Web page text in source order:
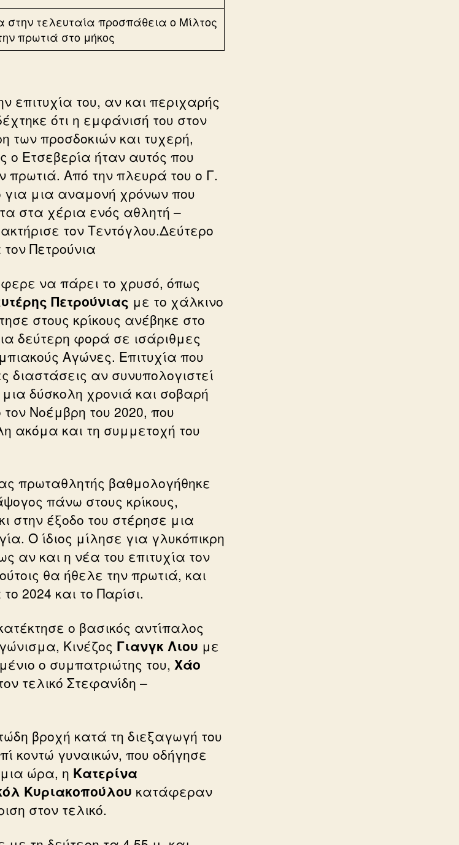
τελευταία προσπάθεια ο Μίλτος
πρωτιά στο μήκος
επιτυχία του, αν και περιχαρής
ότι η εμφάνισή του στον
των προσδοκιών και τυχερή,
ο Ετσεβερία ήταν αυτός που
πρωτιά. Από την πλευρά του ο Γ.
μια αναμονή χρόνων που
στα χέρια ενός αθλητή –
τον Τεντόγλου.Δεύτερο
Πετρούνια
να πάρει το χρυσό, όπως
Πετρούνιας με το χάλκινο
στους κρίκους ανέβηκε στο
δεύτερη φορά σε ισάριθμες
Αγώνες. Επιτυχία που
διαστάσεις αν συνυπολογιστεί
δύσκολη χρονιά και σοβαρή
Νοέμβρη του 2020, που
ακόμα και τη συμμετοχή του
πρωταθλητής βαθμολογήθηκε
πάνω στους κρίκους,
στην έξοδο του στέρησε μια
Ο ίδιος μίλησε για γλυκόπικρη
αν και η νέα του επιτυχία τον
θα ήθελε την πρωτιά, και
2024 και το Παρίσι.
ο βασικός αντίπαλος
Κινέζος Γιανγκ Λιου με
ο συμπατριώτης του, Χάο
τελικό Στεφανίδη –
βροχή κατά τη διεξαγωγή του
κοντώ γυναικών, που οδήγησε
μια ώρα, η Κατερίνα
Κυριακοπούλου κατάφεραν
στον τελικό.